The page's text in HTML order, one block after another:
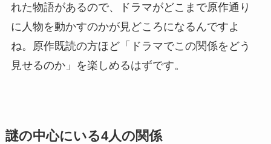
れた物語があるので、ドラマがどこまで原作通り
に人物を動かすのかが見どころになるんですよ
ね。原作既読の方ほど「ドラマでこの関係をどう
見せるのか」を楽しめるはずです。
謎の中心にいる4人の関係